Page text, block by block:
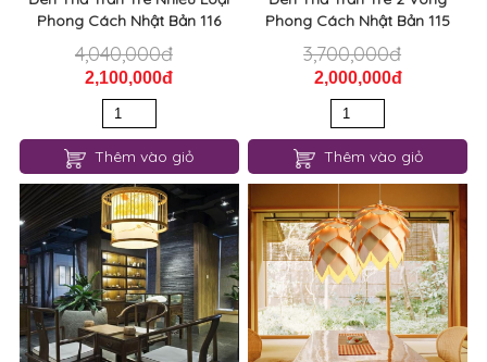
Phong Cách Nhật Bản 116
4,040,000đ
2,100,000đ
Thêm vào giỏ
Phong Cách Nhật Bản 115
3,700,000đ
2,000,000đ
Thêm vào giỏ